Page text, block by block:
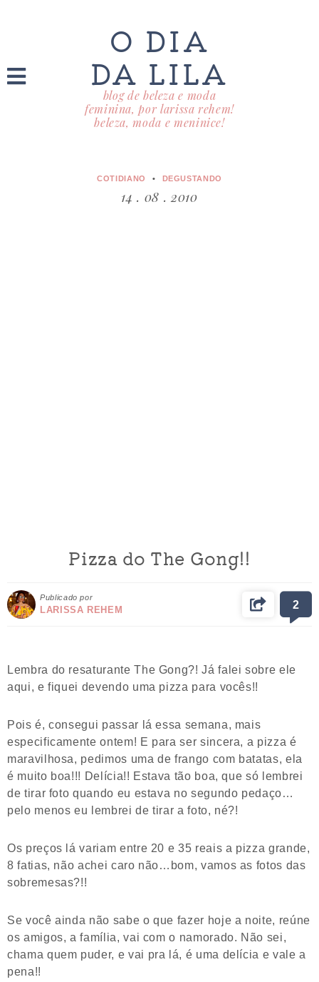
O DIA
DA LILA
blog de beleza e moda
feminina, por larissa rehem!
beleza, moda e meninice!
COTIDIANO DEGUSTANDO
14 . 08 . 2010
Pizza do The Gong!!
Publicado por
LARISSA REHEM 2
Lembra do resaturante The Gong?! Já falei sobre ele
aqui, e fiquei devendo uma pizza para vocês!!
Pois é, consegui passar lá essa semana, mais
especificamente ontem! E para ser sincera, a pizza é
maravilhosa, pedimos uma de frango com batatas, ela
é muito boa!!! Delícia!! Estava tão boa, que só lembrei
de tirar foto quando eu estava no segundo pedaço…
pelo menos eu lembrei de tirar a foto, né?!
Os preços lá variam entre 20 e 35 reais a pizza grande,
8 fatias, não achei caro não…bom, vamos as fotos das
sobremesas?!!
Se você ainda não sabe o que fazer hoje a noite, reúne
os amigos, a família, vai com o namorado. Não sei,
chama quem puder, e vai pra lá, é uma delícia e vale a
pena!!